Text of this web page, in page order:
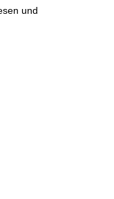
und